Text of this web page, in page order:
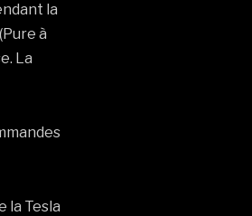
la
à
La
la Tesla